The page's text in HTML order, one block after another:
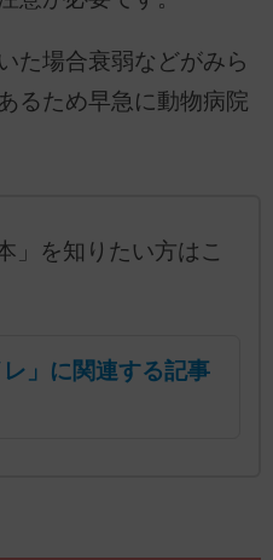
た場合衰弱などがみら
るため早急に動物病院
」を知りたい方はこ
レ」に関連する記事